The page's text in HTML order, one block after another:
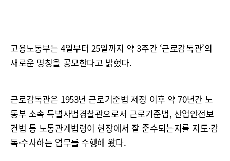
고용노동부는 4일부터 25일까지 약 3주간 ‘근로감독관’의
새로운 명칭을 공모한다고 밝혔다.
근로감독관은 1953년 근로기준법 제정 이후 약 70년간 노
동부 소속 특별사법경찰관으로서 근로기준법, 산업안전보
건법 등 노동관계법령이 현장에서 잘 준수되는지를 지도·감
독·수사하는 업무를 수행해 왔다.